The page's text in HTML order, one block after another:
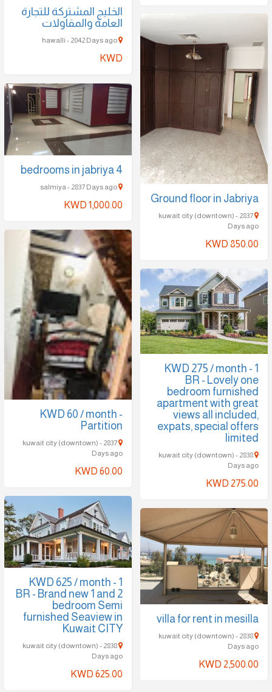
الخليج المشتركة للتجارة
العامة والمقاولات
KWD
Ground floor in Jabriya
kuwait city (downtown) - 2837
Days ago
KWD 850.00
4 bedrooms in jabriya
KWD 1,000.00
KWD 60 / month -
Partition
kuwait city (downtown) - 2837
Days ago
KWD 60.00
KWD 275 / month - 1
BR - Lovely one
bedroom furnished
apartment with great
views all included,
expats, special offers
limited
kuwait city (downtown) - 2838
Days ago
KWD 275.00
KWD 625 / month - 1
BR - Brand new 1 and 2
bedroom Semi
furnished Seaview in
Kuwait CITY
kuwait city (downtown) - 2838
Days ago
KWD 625.00
villa for rent in mesilla
kuwait city (downtown) - 2838
Days ago
KWD 2,500.00